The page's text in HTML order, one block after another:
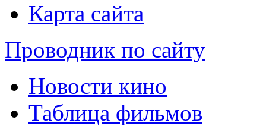
Карта сайта
Проводник по сайту
Новости кино
Таблица фильмов